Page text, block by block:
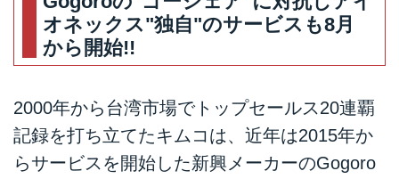
オネックス"独自"のサービスも8月
から開始!!
2000年から台湾市場でトップセールス20連覇
記録を打ち立てたキムコは、近年は2015年か
らサービスを開始した新興メーカーのGogoro